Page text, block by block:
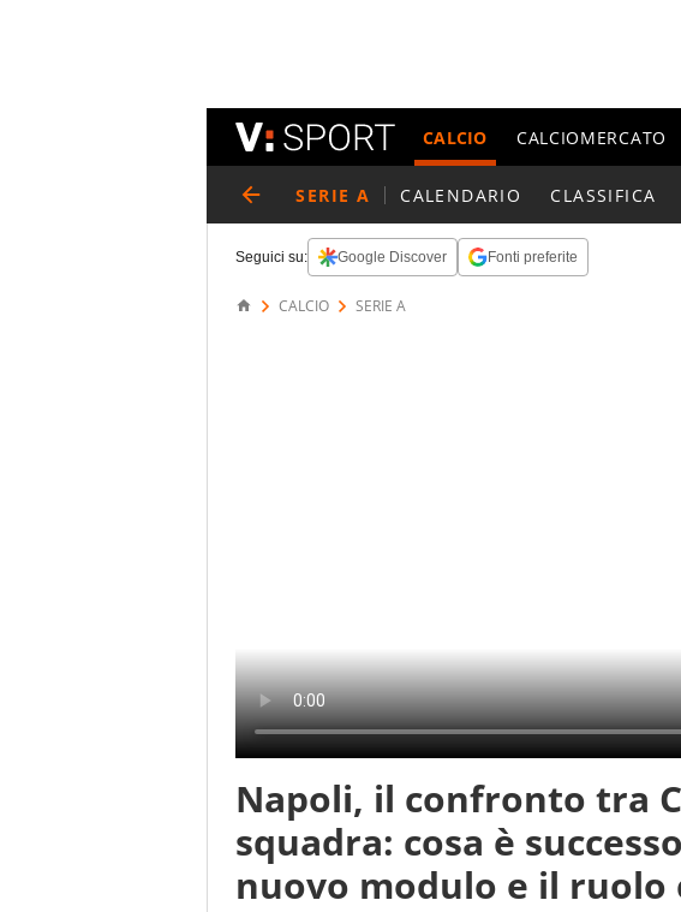
CALCIO CALCIOMERCATO
SERIE A CALENDARIO CLASSIFICA
Seguici su: Google Discover Fonti preferite
CALCIO SERIE A
Napoli, il confronto tra
squadra: cosa è
nuovo modulo e il ruolo